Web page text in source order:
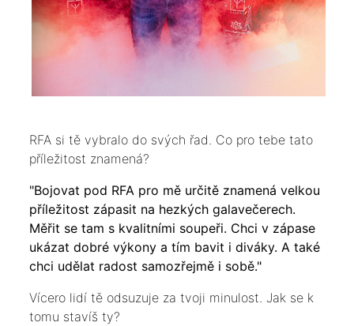
RFA si tě vybralo do svých řad. Co pro tebe tato
příležitost znamená?
"Bojovat pod RFA pro mě určitě znamená velkou
příležitost zápasit na hezkých galavečerech.
Měřit se tam s kvalitními soupeři. Chci v zápase
ukázat dobré výkony a tím bavit i diváky. A také
chci udělat radost samozřejmě i sobě."
Vícero lidí tě odsuzuje za tvoji minulost. Jak se k
tomu stavíš ty?